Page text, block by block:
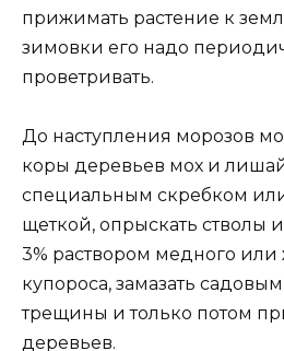
прижимать растение к
зимовки его надо
проветривать.
До наступления морозов
коры деревьев мох и
специальным скребком
щеткой, опрыскать стволы
3% раствором медного или
купороса, замазать
трещины и только потом
деревьев.